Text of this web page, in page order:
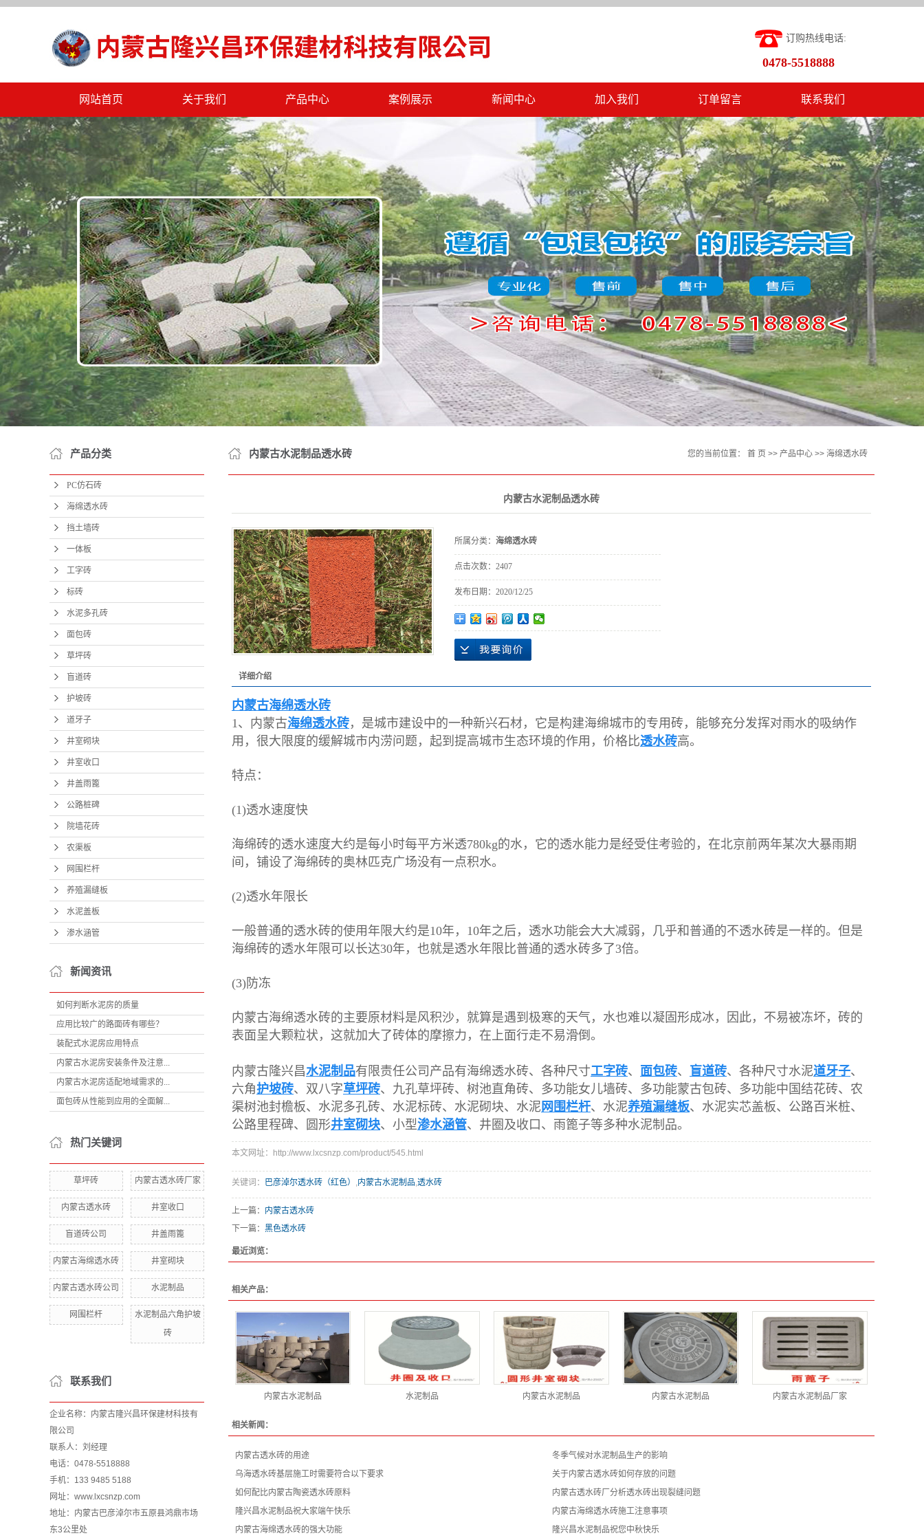
订购热线电话:
0478-5518888
网站首页 关于我们
公司简介
公司文化
公司资质
公司规章
联系我们
产品中心
PC仿石砖
海绵透水砖
挡土墙砖
一体板
工字砖
标砖
水泥多孔砖
面包砖
草坪砖
盲道砖
护坡砖
道牙子
院墙花砖
农渠板
网围栏杆
养殖漏缝板
水泥盖板
案例展示 新闻中心
行业新闻
最新公告
加入我们 订单留言 联系我们
产品分类
PC仿石砖
海绵透水砖
挡土墙砖
一体板
工字砖
标砖
水泥多孔砖
面包砖
草坪砖
盲道砖
护坡砖
道牙子
井室砌块
井室收口
井盖雨篦
公路桩碑
院墙花砖
农渠板
网围栏杆
养殖漏缝板
水泥盖板
渗水涵管
新闻资讯
如何判断水泥房的质量
应用比较广的路面砖有哪些？
装配式水泥房应用特点
内蒙古水泥房安装条件及注意...
内蒙古水泥房适配地域需求的...
面包砖从性能到应用的全面解...
热门关键词
草坪砖 内蒙古透水砖厂家
内蒙古透水砖 井室收口
盲道砖公司 井盖雨篦
内蒙古海绵透水砖 井室砌块
内蒙古透水砖公司 水泥制品
网围栏杆
水泥制品六角护坡
砖
联系我们
企业名称：内蒙古隆兴昌环保建材科技有
限公司
联系人：刘经理
电话：0478-5518888
手机：133 9485 5188
网址：www.lxcsnzp.com
地址：内蒙古巴彦淖尔市五原县鸿鼎市场
东3公里处
内蒙古水泥制品透水砖 您的当前位置： 首 页 >> 产品中心 >> 海绵透水砖
内蒙古水泥制品透水砖
所属分类： 海绵透水砖
点击次数： 2407
发布日期： 2020/12/25
详细介绍
内蒙古海绵透水砖
1、内蒙古海绵透水砖，是城市建设中的一种新兴石材，它是构建海绵城市的专用砖，能够充分发挥对雨水的吸纳作
用，很大限度的缓解城市内涝问题，起到提高城市生态环境的作用，价格比透水砖高。
特点：
(1)透水速度快
海绵砖的透水速度大约是每小时每平方米透780kg的水，它的透水能力是经受住考验的，在北京前两年某次大暴雨期
间，铺设了海绵砖的奥林匹克广场没有一点积水。
(2)透水年限长
一般普通的透水砖的使用年限大约是10年，10年之后，透水功能会大大减弱，几乎和普通的不透水砖是一样的。但是
海绵砖的透水年限可以长达30年，也就是透水年限比普通的透水砖多了3倍。
(3)防冻
内蒙古海绵透水砖的主要原材料是风积沙，就算是遇到极寒的天气，水也难以凝固形成冰，因此，不易被冻坏，砖的
表面呈大颗粒状，这就加大了砖体的摩擦力，在上面行走不易滑倒。
内蒙古隆兴昌水泥制品有限责任公司产品有海绵透水砖、各种尺寸工字砖、 面包砖、 盲道砖、各种尺寸水泥道牙子、
六角护坡砖、双八字草坪砖、九孔草坪砖、树池直角砖、多功能女儿墙砖、多功能蒙古包砖、多功能中国结花砖、农
渠树池封檐板、水泥多孔砖、水泥标砖、水泥砌块、水泥 网围栏杆、水泥养殖漏缝板、水泥实芯盖板、公路百米桩、
公路里程碑、圆形井室砌块、小型渗水涵管、井圈及收口、雨篦子等多种水泥制品。
本文网址：http://www.lxcsnzp.com/product/545.html
关键词： 巴彦淖尔透水砖（红色） ,内蒙古水泥制品,透水砖
上一篇： 内蒙古透水砖
下一篇： 黑色透水砖
最近浏览：
相关产品：
内蒙古水泥制品 水泥制品 内蒙古水泥制品 内蒙古水泥制品 内蒙古水泥制品厂家
相关新闻：
内蒙古透水砖的用途
冬季气候对水泥制品生产的影响
乌海透水砖基层施工时需要符合以下要求
关于内蒙古透水砖如何存放的问题
如何配比内蒙古陶瓷透水砖原料
内蒙古透水砖厂分析透水砖出现裂缝问题
隆兴昌水泥制品祝大家端午快乐
内蒙古海绵透水砖施工注意事项
内蒙古海绵透水砖的强大功能
隆兴昌水泥制品祝您中秋快乐